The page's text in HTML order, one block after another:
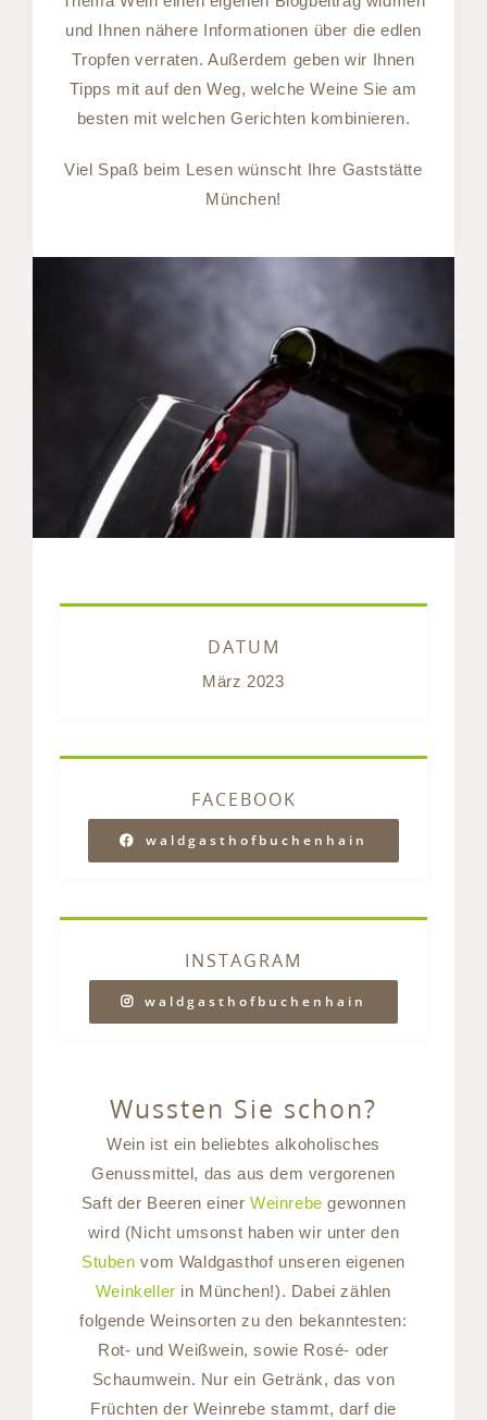
und Ihnen nähere Informationen über die edlen
Tropfen verraten. Außerdem geben wir Ihnen
Tipps mit auf den Weg, welche Weine Sie am
besten mit welchen Gerichten kombinieren.
Viel Spaß beim Lesen wünscht Ihre Gaststätte
München!
DATUM
März 2023
FACEBOOK
waldgasthofbuchenhain
INSTAGRAM
waldgasthofbuchenhain
Wussten Sie schon?
Wein ist ein beliebtes alkoholisches
Genussmittel, das aus dem vergorenen
Saft der Beeren einer Weinrebe gewonnen
wird (Nicht umsonst haben wir unter den
Stuben vom Waldgasthof unseren eigenen
Weinkeller in München!). Dabei zählen
folgende Weinsorten zu den bekanntesten:
Rot- und Weißwein, sowie Rosé- oder
Schaumwein. Nur ein Getränk, das von
Früchten der Weinrebe stammt, darf die